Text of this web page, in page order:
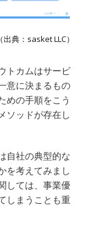
出典：sasket LLC）
トカムはサービ
意に決まるもの
めの手順をこう
ソッドが存在し
自社の典型的な
を考えてみまし
しては、事業優
しまうことも重